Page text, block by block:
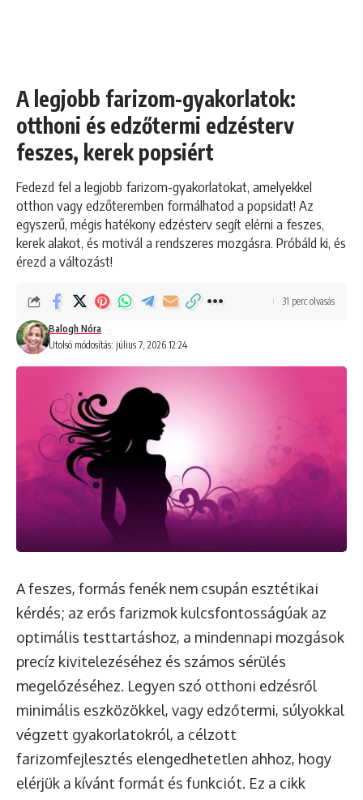
A legjobb farizom-gyakorlatok:
otthoni és edzőtermi edzésterv
feszes, kerek popsiért
Fedezd fel a legjobb farizom-gyakorlatokat, amelyekkel
otthon vagy edzőteremben formálhatod a popsidat! Az
egyszerű, mégis hatékony edzésterv segít elérni a feszes,
kerek alakot, és motivál a rendszeres mozgásra. Próbáld ki, és
érezd a változást!
Utolsó módosítás: július 7, 2026 12:24
Balogh Nóra
31 perc olvasás
A feszes, formás fenék nem csupán esztétikai
kérdés; az erős farizmok kulcsfontosságúak az
optimális testtartáshoz, a mindennapi mozgások
precíz kivitelezéséhez és számos sérülés
megelőzéséhez. Legyen szó otthoni edzésről
minimális eszközökkel, vagy edzőtermi, súlyokkal
végzett gyakorlatokról, a célzott
farizomfejlesztés elengedhetetlen ahhoz, hogy
elérjük a kívánt formát és funkciót. Ez a cikk